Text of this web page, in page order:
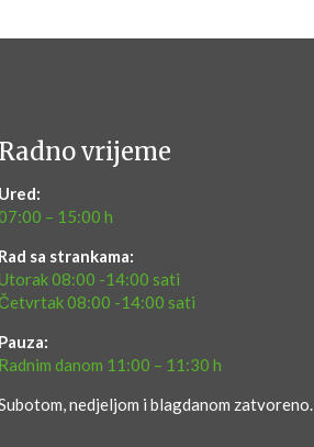
Radno vrijeme
Ured:
– 15:00 h
Rad sa strankama:
08:00 -14:00 sati
Četvrtak 08:00 -14:00 sati
Pauza:
Radnim danom 11:00 – 11:30 h
nedjeljom i blagdanom zatvoreno.